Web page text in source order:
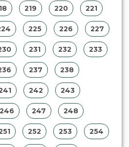
219 220 221
225 226 227
231 232 233
237 238
242 243
246 247 248
252 253 254